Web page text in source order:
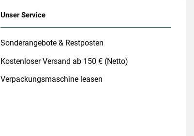
Unser Service
Sonderangebote & Restposten
Kostenloser Versand ab 150 € (Netto)
Verpackungsmaschine leasen